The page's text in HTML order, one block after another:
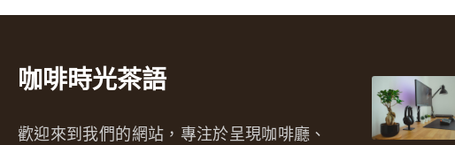
咖啡時光茶語
歡迎來到我們的網站，專注於呈現咖啡廳、